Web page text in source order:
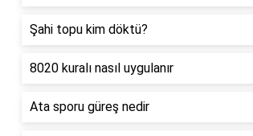
Şahi topu kim döktü?
8020 kuralı nasıl uygulanır
Ata sporu güreş nedir